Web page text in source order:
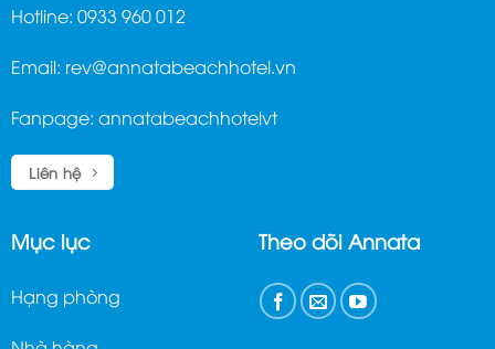
Hotline: 0933 960 012
Email: rev@annatabeachhotel.vn
Fanpage: annatabeachhotelvt
Liên hệ
Mục lục
Hạng phòng
Theo dõi Annata